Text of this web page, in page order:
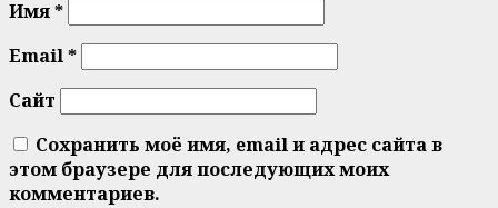
Имя*
Email*
Сайт
Сохранить моё имя, email и адрес сайта в
этом браузере для последующих моих
комментариев.